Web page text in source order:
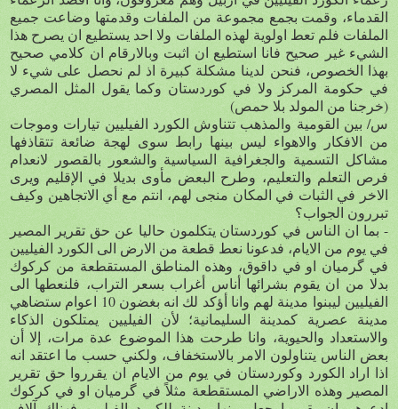
القدماء، وقمت بجمع مجموعة من الملفات وقدمتها وضاعت جميع
الملفات فلم تعط اولوية لهذه الملفات ولا احد يستطيع ان يصرح هذا
الشيء غير صحيح فانا استطيع ان اثبت وبالارقام ان كلامي صحيح
بهذا الخصوص، فنحن لدينا مشكلة كبيرة اذ لم نحصل على شيء لا
في حكومة المركز ولا في كوردستان وكما يقول المثل المصري
(خرجنا من المولد بلا حمص)
س/ بين القومية والمذهب تتناوش الكورد الفيليين تيارات وموجات
من الافكار والاهواء ليس بينها رابط سوى لهجة ضائعة تتقاذفها
مشاكل التسمية والجغرافية السياسية والشعور بالقصور لانعدام
فرص التعلم والتعليم، وطرح البعض مأوى بديلا في الإقليم ويرى
الاخر في الثبات في المكان منجى لهم، انتم مع أي الاتجاهين وكيف
تبررون الجواب؟
- بما ان الناس في كوردستان يتكلمون حاليا عن حق تقرير المصير
في يوم من الايام، فدعونا نعط قطعة من الارض الى الكورد الفيليين
في گرميان او في داقوق، وهذه المناطق المستقطعة من كركوك
بدلا من ان يقوم بشرائها أناس أغراب بسعر التراب، فلنعطها الى
الفيليين ليبنوا مدينة لهم وانا أؤكد لك انه بغضون 10 اعوام ستضاهي
مدينة عصرية كمدينة السليمانية؛ لأن الفيليين يمتلكون الذكاء
والاستعداد والحيوية، وانا طرحت هذا الموضوع عدة مرات، إلا أن
بعض الناس يتناولون الامر بالاستخفاف، ولكني حسب ما اعتقد انه
اذا اراد الكورد وكوردستان في يوم من الايام ان يقرروا حق تقرير
المصير وهذه الاراضي المستقطعة مثلاً في گرميان او في كركوك